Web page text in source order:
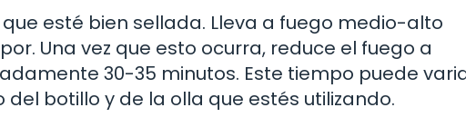
esté bien sellada. Lleva a fuego medio-alto
Una vez que esto ocurra, reduce el fuego a
30-35 minutos. Este tiempo puede
botillo y de la olla que estés utilizando.